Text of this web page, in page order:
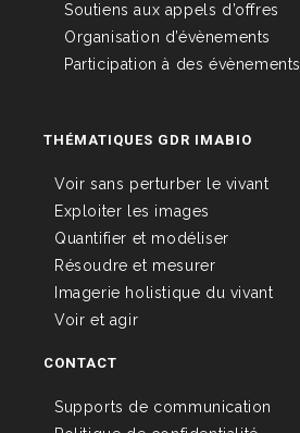
Soutiens aux appels d’offres
Organisation d’évènements
Participation à des évènements
THÉMATIQUES GDR IMABIO
Voir sans perturber le vivant
Exploiter les images
Quantifier et modéliser
Résoudre et mesurer
Imagerie holistique du vivant
Voir et agir
CONTACT
Supports de communication